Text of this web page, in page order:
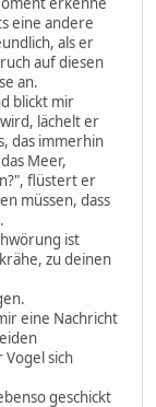
eine andere
als er
auf diesen
an.
blickt mir
lächelt er
das immerhin
Meer,
flüstert er
müssen, dass
ist
zu deinen
eine Nachricht
sich
geschickt